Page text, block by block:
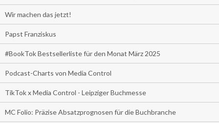
Wir machen das jetzt!
Papst Franziskus
#BookTok Bestsellerliste für den Monat März 2025
Podcast-Charts von Media Control
TikTok x Media Control - Leipziger Buchmesse
MC Folio: Präzise Absatzprognosen für die Buchbranche